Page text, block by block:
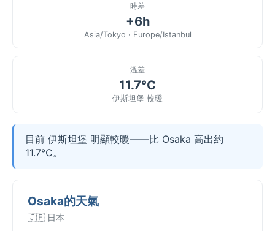
時差
+6h
Asia/Tokyo · Europe/Istanbul
溫差
11.7°C
伊斯坦堡 較暖
目前 伊斯坦堡 明顯較暖——比 Osaka 高出約
11.7°C。
Osaka的天氣
🇯🇵 日本